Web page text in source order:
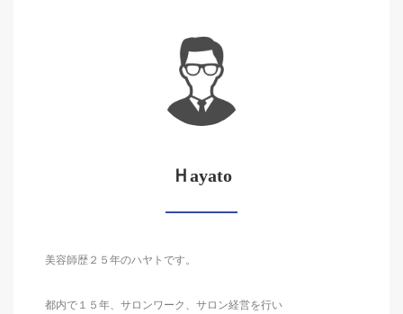
Ｈayato
美容師歴２５年のハヤトです。
都内で１５年、サロンワーク、サロン経営を行い